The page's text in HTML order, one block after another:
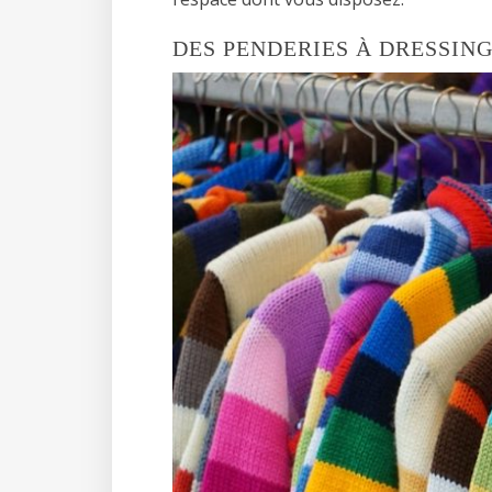
DES PENDERIES À DRESSING